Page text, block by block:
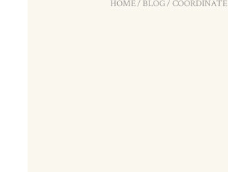
HOME/ BLOG/COORDINATE